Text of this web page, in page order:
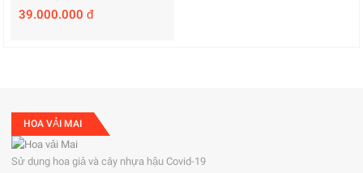
39.000.000 đ
HOA VẢI MAI
Sử dụng hoa giả và cây nhựa hậu Covid-19